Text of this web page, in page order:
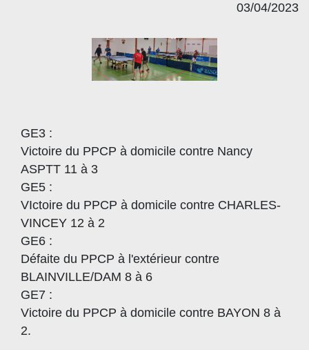
03/04/2023
GE3 :
Victoire du PPCP à domicile contre Nancy
ASPTT 11 à 3
GE5 :
VIctoire du PPCP à domicile contre CHARLES-
VINCEY 12 à 2
GE6 :
Défaite du PPCP à l'extérieur contre
BLAINVILLE/DAM 8 à 6
GE7 :
Victoire du PPCP à domicile contre BAYON 8 à
2.